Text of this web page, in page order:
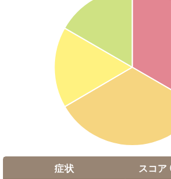
症状 スコア